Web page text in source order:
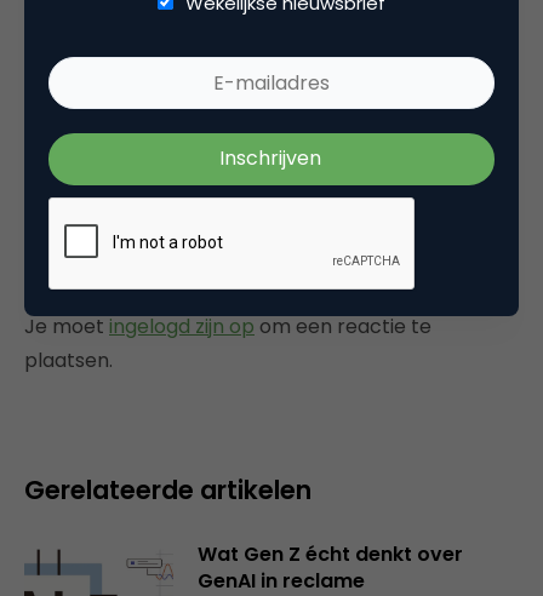
Tags
reclamereview
videocampagnes
Plaats reactie
Je moet ingelogd zijn op om een reactie te
plaatsen.
Gerelateerde artikelen
Wat Gen Z écht denkt over
GenAI in reclame